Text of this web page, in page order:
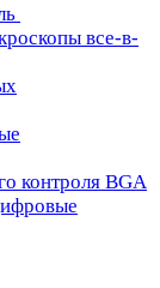
все-в-
контроля BGA